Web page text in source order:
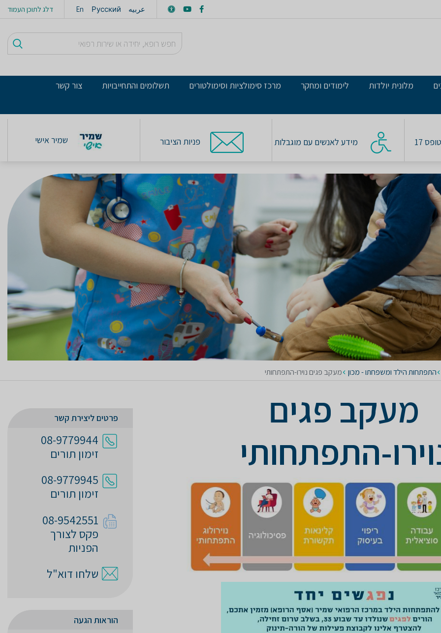
דלג לתוכן העמוד En Русский عربيه
מלונית יולדות לימודים ומחקר מרכז סימולציות וסימולטורים תשלומים והתחייבויות צור קשר
17 מידע לאנשים עם מוגבלות פניות הציבור שמיר אישי
התפתחות הילד ומשפחתו - מכון מעקב פגים נוירו-התפתחותי
מעקב פגים
התפתחותי
פרטים ליצירת קשר
08-9779944
זימון תורים
08-9779945
זימון תורים
08-9542551
פקס לצורך
הפניות
שלחו דוא"ל
הוראות הגעה